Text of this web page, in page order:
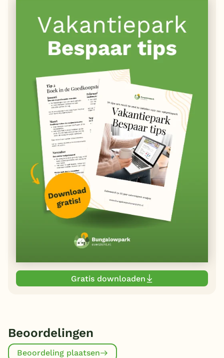
Gratis downloaden
Beoordelingen
Beoordeling plaatsen